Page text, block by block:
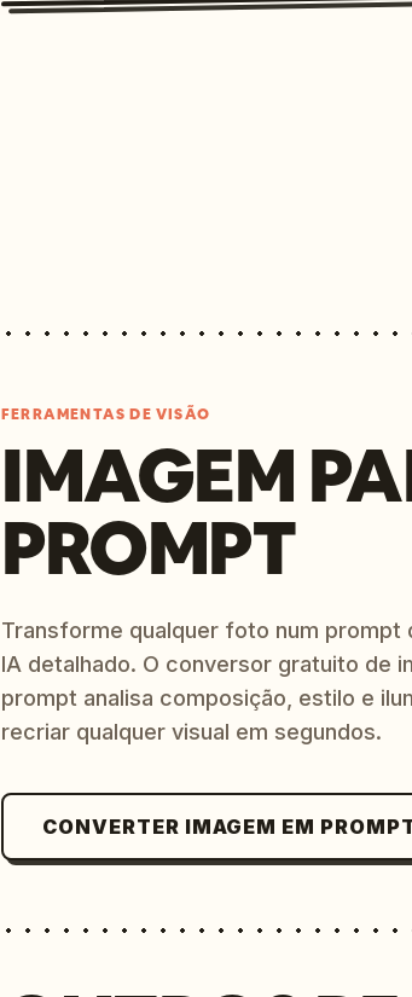
FERRAMENTAS DE VISÃO
IMAGEM
PROMPT
Transforme qualquer foto num prompt
IA detalhado. O conversor gratuito de
prompt analisa composição, estilo e
recriar qualquer visual em segundos.
CONVERTER IMAGEM EM